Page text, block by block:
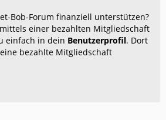
Bob-Forum finanziell unterstützen?
einer bezahlten Mitgliedschaft
einfach in dein Benutzerprofil. Dort
bezahlte Mitgliedschaft